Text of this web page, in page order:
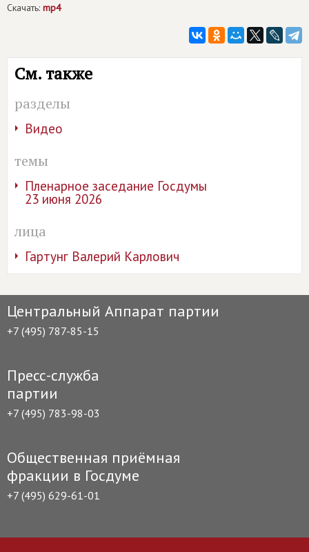
Скачать: mp4
См. также
разделы
Видео
темы
Пленарное заседание Госдумы
23 июня 2026
лица
Гартунг Валерий Карлович
Центральный Аппарат партии
+7 (495) 787-85-15
Пресс-служба
партии
+7 (495) 783-98-03
Общественная приёмная
фракции в Госдуме
+7 (495) 629-61-01